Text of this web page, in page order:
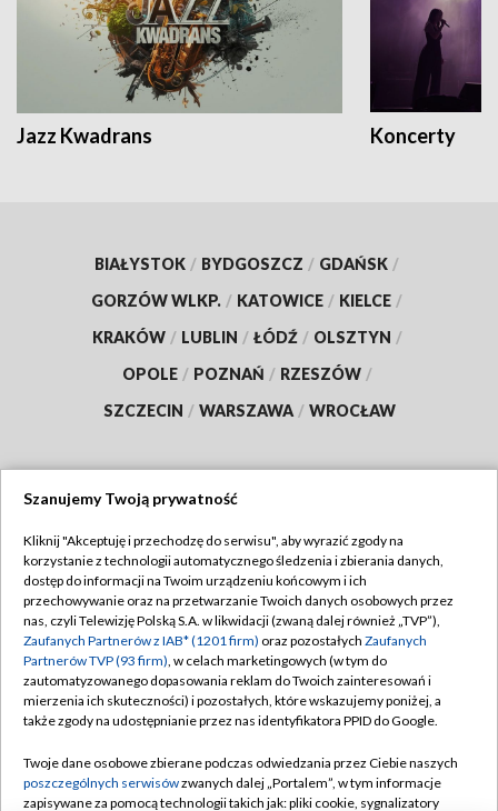
Jazz Kwadrans Koncerty
BIAŁYSTOK / BYDGOSZCZ / GDAŃSK /
GORZÓW WLKP. / KATOWICE / KIELCE /
KRAKÓW / LUBLIN / ŁÓDŹ / OLSZTYN /
OPOLE / POZNAŃ / RZESZÓW /
SZCZECIN / WARSZAWA / WROCŁAW
TVP
Abonament TVP
Emisja w TVP
Centrum informacji TVP
Naziemna Telewizja Cyfrowa
Rada Programowa
Regulamin TVP
Polityka prywatności
Moje zgody
Pomoc
Kontakt
Szanujemy Twoją prywatność
Kliknij "Akceptuję i przechodzę do serwisu", aby wyrazić zgody na
korzystanie z technologii automatycznego śledzenia i zbierania danych,
dostęp do informacji na Twoim urządzeniu końcowym i ich
przechowywanie oraz na przetwarzanie Twoich danych osobowych przez
nas, czyli Telewizję Polską S.A. w likwidacji (zwaną dalej również „TVP”),
Zaufanych Partnerów z IAB* (1201 firm) oraz pozostałych Zaufanych
Partnerów TVP (93 firm), w celach marketingowych (w tym do
zautomatyzowanego dopasowania reklam do Twoich zainteresowań i
mierzenia ich skuteczności) i pozostałych, które wskazujemy poniżej, a
także zgody na udostępnianie przez nas identyfikatora PPID do Google.
Twoje dane osobowe zbierane podczas odwiedzania przez Ciebie naszych
poszczególnych serwisówzwanych dalej „Portalem”, w tym informacje
zapisywane za pomocą technologii takich jak: pliki cookie, sygnalizatory